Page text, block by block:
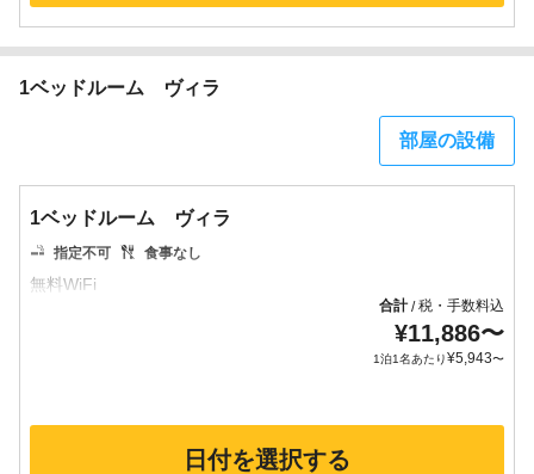
1ベッドルーム ヴィラ
部屋の設備
1ベッドルーム ヴィラ
指定不可 食事なし
合計/税・手数料込
¥11,886〜
1泊1名あたり¥5,943〜
日付を選択する